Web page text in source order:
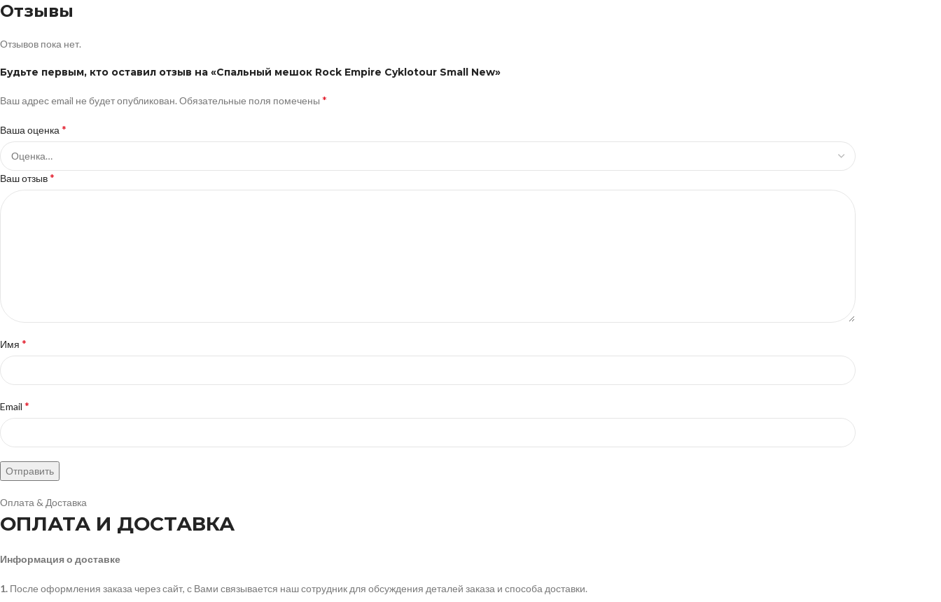
Отзывы
Отзывов пока нет.
Будьте первым, кто оставил отзыв на «Спальный мешок Rock Empire Cyklotour Small New»
Ваш адрес email не будет опубликован. Обязательные поля помечены *
Ваша оценка *
Ваш отзыв*
Имя *
Email *
Оплата & Доставка
ОПЛАТА И ДОСТАВКА
Информация о доставке
1. После оформления заказа через сайт, с Вами связывается наш сотрудник для обсуждения деталей заказа и способа доставки.